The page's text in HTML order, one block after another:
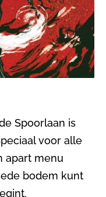
Spoorlaan is
voor alle
apart menu
bodem kunt